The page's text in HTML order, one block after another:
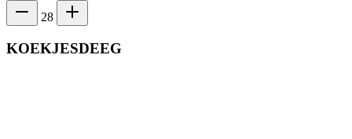
28
KOEKJESDEEG